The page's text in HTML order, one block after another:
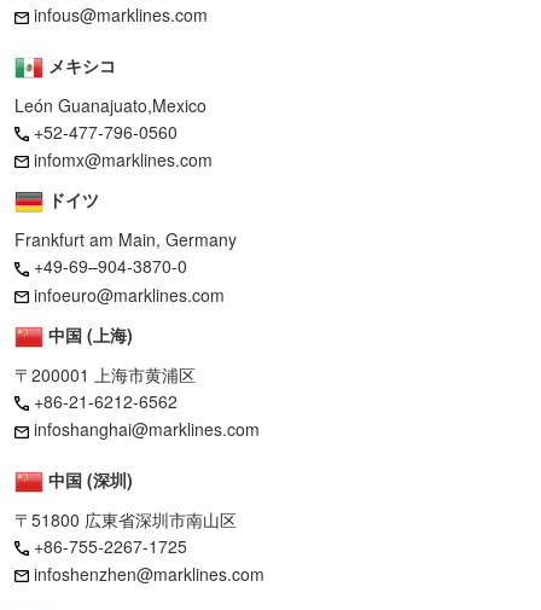
infous@marklines.com
メキシコ
León Guanajuato,Mexico
+52-477-796-0560
infomx@marklines.com
ドイツ
Frankfurt am Main, Germany
+49-69–904-3870-0
infoeuro@marklines.com
中国 (上海)
〒200001 上海市黄浦区
+86-21-6212-6562
infoshanghai@marklines.com
中国 (深圳)
〒51800 広東省深圳市南山区
+86-755-2267-1725
infoshenzhen@marklines.com